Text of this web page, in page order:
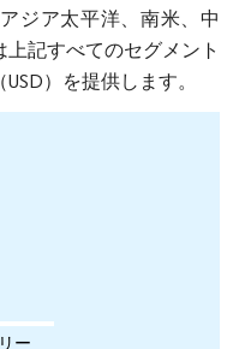
ジア太平洋、南米、中
記すべてのセグメント
）を提供します。
ー